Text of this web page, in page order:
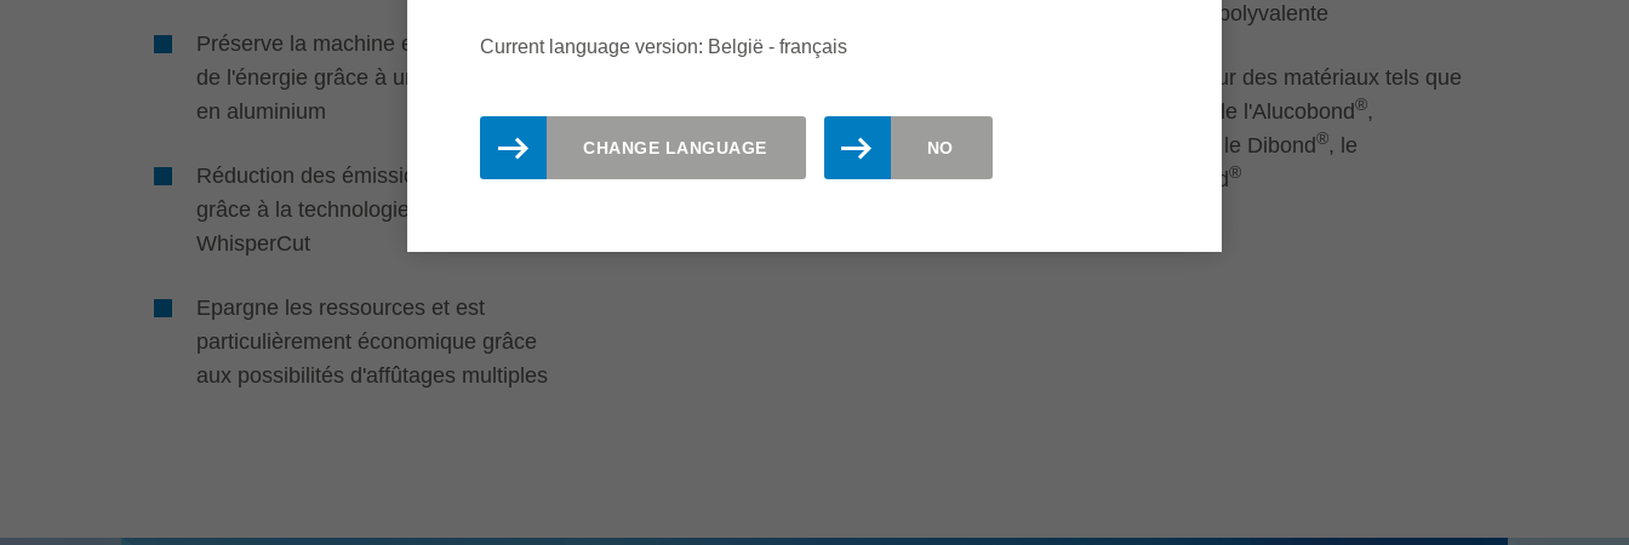
Préserve la machine et économise
de l'énergie grâce à un corps léger
en aluminium
Réduction des émissions sonores
grâce à la technologie spéciale
WhisperCut
Epargne les ressources et est
particulièrement économique grâce
aux possibilités d'affûtages multiples
Des délais de production courts
Possibilité de vitesses d'avance plus
élevées
Utilisation polyvalente
Adapté pour des matériaux tels que
par exemple l'Alucobond ®,
, le Dibond ®, le
Reynobond ®
Current language version: België - français
CHANGE LANGUAGE NO